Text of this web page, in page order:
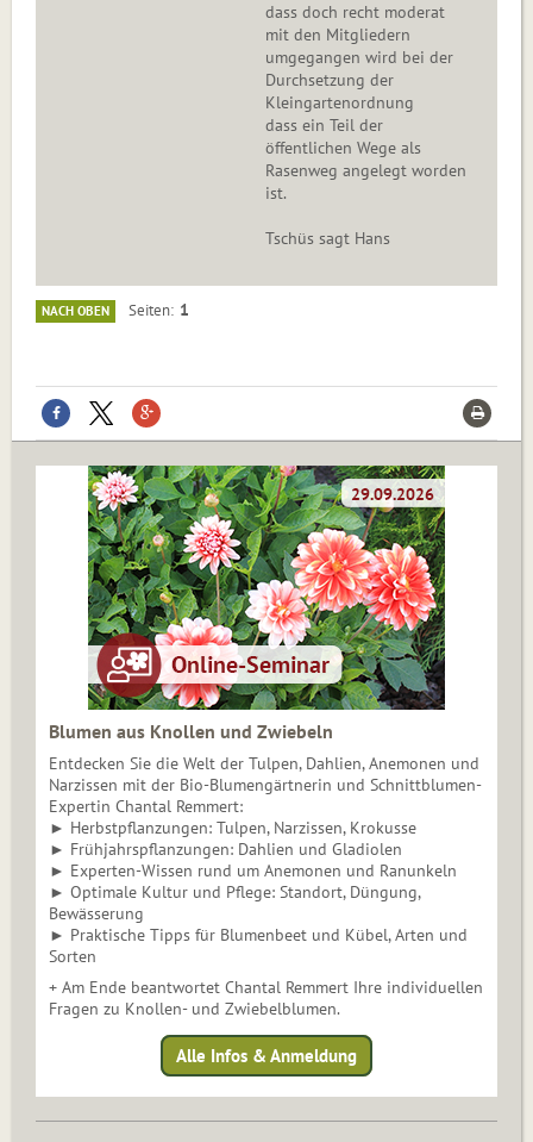
dass doch recht moderat
mit den Mitgliedern
umgegangen wird bei der
Durchsetzung der
Kleingartenordnung
dass ein Teil der
öffentlichen Wege als
Rasenweg angelegt worden
ist.
Tschüs sagt Hans
NACH OBEN Seiten 1
Blumen aus Knollen und Zwiebeln
Entdecken Sie die Welt der Tulpen, Dahlien, Anemonen und
Narzissen mit der Bio-Blumengärtnerin und Schnittblumen-
Expertin Chantal Remmert:
► Herbstpflanzungen: Tulpen, Narzissen, Krokusse
► Frühjahrspflanzungen: Dahlien und Gladiolen
► Experten-Wissen rund um Anemonen und Ranunkeln
► Optimale Kultur und Pflege: Standort, Düngung,
Bewässerung
► Praktische Tipps für Blumenbeet und Kübel, Arten und
Sorten
+ Am Ende beantwortet Chantal Remmert Ihre individuellen
Fragen zu Knollen- und Zwiebelblumen.
Alle Infos & Anmeldung